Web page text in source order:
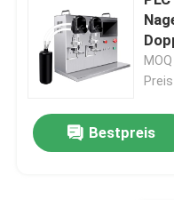
Maschine zur
MOQ
Bestpreis